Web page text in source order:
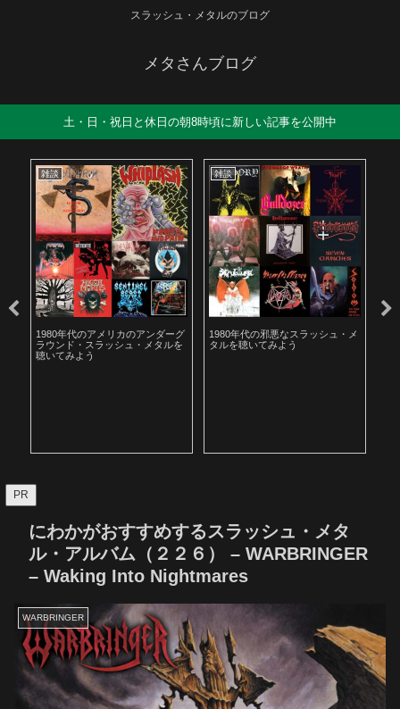
スラッシュ・メタルのブログ
メタさんブログ
土・日・祝日と休日の朝8時頃に新しい記事を公開中
雑談
1980年代のアメリカのアンダーグ
ラウンド・スラッシュ・メタルを
聴いてみよう
雑談
1980年代の邪悪なスラッシュ・メ
タルを聴いてみよう
PR
にわかがおすすめするスラッシュ・メタ
ル・アルバム（２２６） – WARBRINGER
– Waking Into Nightmares
WARBRINGER